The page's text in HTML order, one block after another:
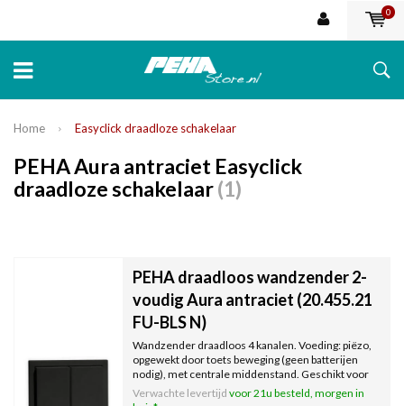
0
Home Easyclick draadloze schakelaar
PEHA Aura antraciet Easyclick
draadloze schakelaar(1)
PEHA draadloos wandzender 2-
voudig Aura antraciet (20.455.21
FU-BLS N)
Wandzender draadloos 4 kanalen. Voeding: piëzo,
opgewekt door toets beweging (geen batterijen
nodig), met centrale middenstand. Geschikt voor
schakelen of dimmen. Serie: Aura. Kleur: antraciet.
Verwachte levertijd voor 21u besteld, morgen in